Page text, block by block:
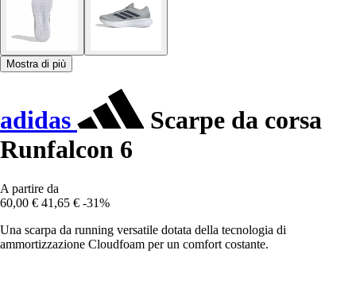
Mostra di più
adidas
Scarpe da corsa
Runfalcon 6
A partire da
60,00 € 41,65 € -31%
Una scarpa da running versatile dotata della tecnologia di
ammortizzazione Cloudfoam per un comfort costante.